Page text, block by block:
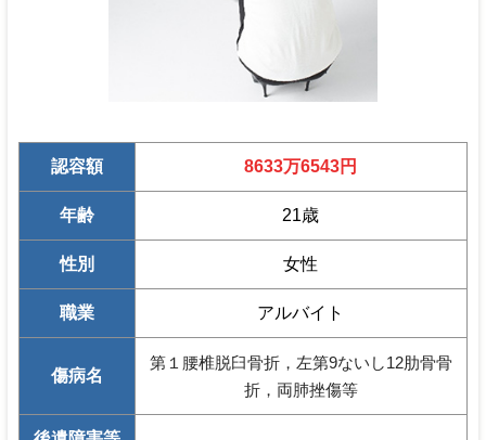
認容額 8633万6543円
年齢 21歳
性別 女性
職業 アルバイト
傷病名
第１腰椎脱臼骨折，左第9ないし12肋骨骨
折，両肺挫傷等